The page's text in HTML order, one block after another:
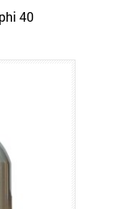
40